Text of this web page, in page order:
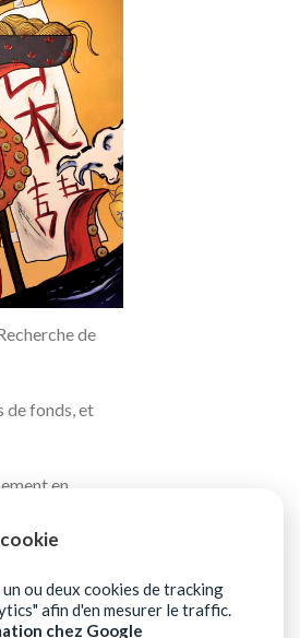
de
de fonds, et
en
...).
ou deux cookies de tracking
afin d'en mesurer le traffic.
chez Google